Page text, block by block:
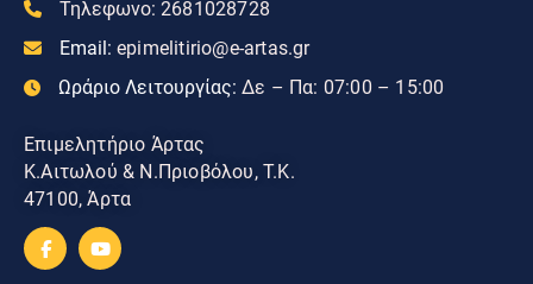
Τηλεφωνο: 2681028728
Email: epimelitirio@e-artas.gr
Ωράριο Λειτουργίας: Δε – Πα: 07:00 – 15:00
Επιμελητήριο Άρτας
Κ.Αιτωλού & Ν.Πριοβόλου, Τ.Κ.
47100, Άρτα